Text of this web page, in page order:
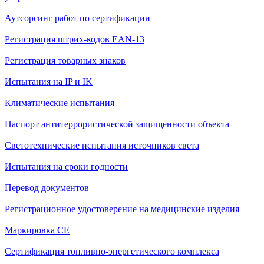
Аутсорсинг работ по сертификации
Регистрация штрих-кодов EAN-13
Регистрация товарных знаков
Испытания на IP и IK
Климатические испытания
Паспорт антитеррористической защищенности объекта
Светотехнические испытания источников света
Испытания на сроки годности
Перевод документов
Регистрационное удостоверение на медицинские изделия
Маркировка СЕ
Сертификация топливно-энергетического комплекса